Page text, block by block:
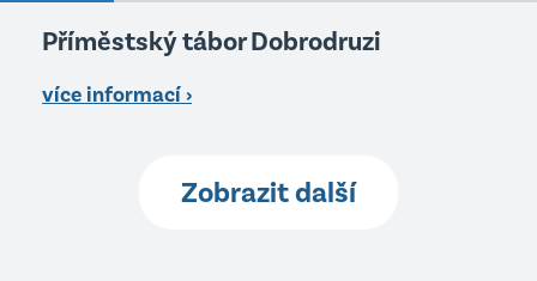
Příměstský tábor Dobrodruzi
více informací ›
Zobrazit další